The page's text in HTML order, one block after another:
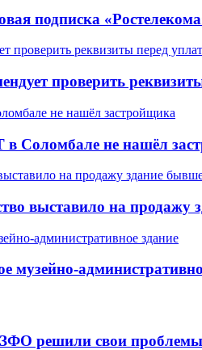
подписка
проверить
Соломбале не нашёл
выставило на продажу
музейно-
решили свои